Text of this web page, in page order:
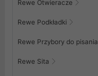
Rewe Otwieracze
Rewe Podkładki
Rewe Przybory do pisania
Rewe Sita